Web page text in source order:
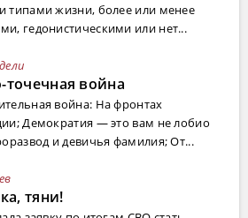
типами жизни, более или менее
гедонистическими или нет...
точечная война
война: На фронтах
Демократия — это вам не лобио
и девичья фамилия; От...
тяни!